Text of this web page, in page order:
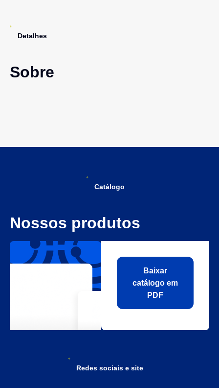
Detalhes
Sobre
Catálogo
Nossos produtos
Baixar
catálogo em
PDF
Redes sociais e site